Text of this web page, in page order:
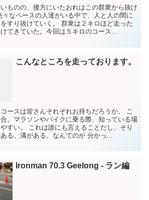
ものの、後方にいたおれはこの群衆から抜け
なペースの人達がいる中で、人と人の間に
すり抜けていく。 群衆は２キロほど走った
てきていた。今回は５キロのコース...
こんなところを走っております。
ースは皆さんそれぞれお持ちだろうか。 こ
。マラソンやバイクに乗る際、知っている場
すい。 これは誰にも言えることだし、そり
る、溝がある。なんてのが 分かっ...
Ironman 70.3 Geelong ‐ ラン編